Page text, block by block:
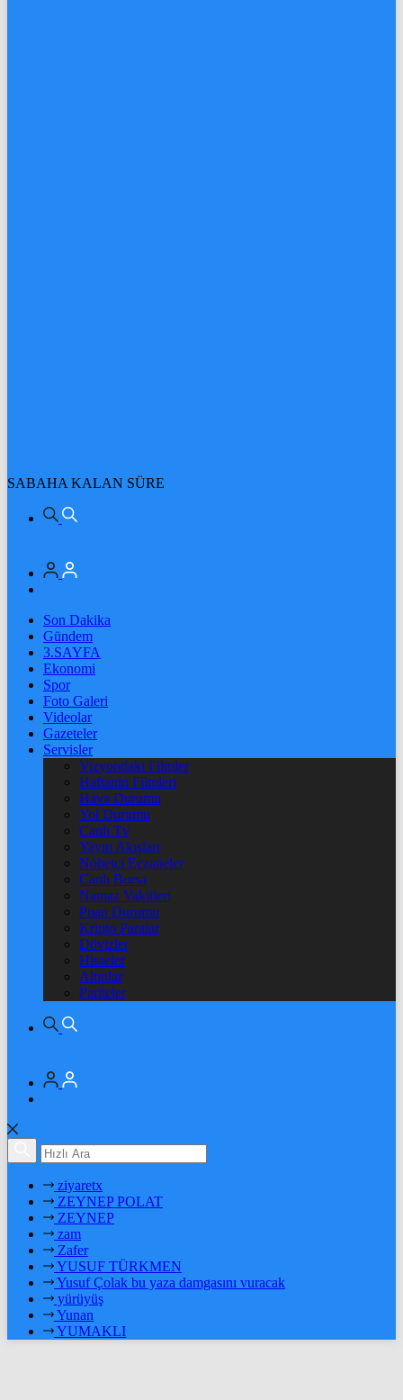
SABAHA KALAN SÜRE
Son Dakika
Gündem
3.SAYFA
Ekonomi
Spor
Foto Galeri
Videolar
Gazeteler
Servisler
Vizyondaki Filmler
Haftanin Filmleri
Hava Durumu
Yol Durumu
Canlı Tv
Yayın Akışları
Nöbetçi Eczaneler
Canlı Borsa
Namaz Vakitleri
Puan Durumu
Kripto Paralar
Dövizler
Hisseler
Altınlar
Pariteler
ziyaretx
ZEYNEP POLAT
ZEYNEP
zam
Zafer
YUSUF TÜRKMEN
Yusuf Çolak bu yaza damgasını vuracak
yürüyüş
Yunan
YUMAKLI